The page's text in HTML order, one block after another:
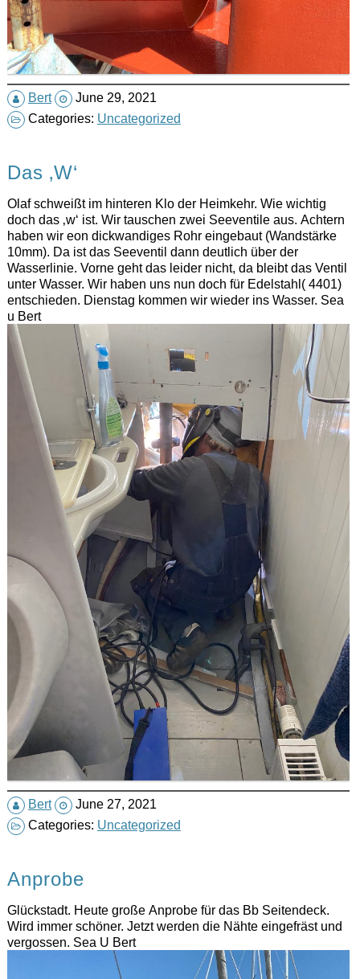
Bert
June 29, 2021
Categories: Uncategorized
Das ‚W‘
Olaf schweißt im hinteren Klo der Heimkehr. Wie wichtig
doch das ‚w‘ ist. Wir tauschen zwei Seeventile aus. Achtern
haben wir eon dickwandiges Rohr eingebaut (Wandstärke
10mm). Da ist das Seeventil dann deutlich über der
Wasserlinie. Vorne geht das leider nicht, da bleibt das Ventil
unter Wasser. Wir haben uns nun doch für Edelstahl( 4401)
entschieden. Dienstag kommen wir wieder ins Wasser. Sea
u Bert
Bert
June 27, 2021
Categories: Uncategorized
Anprobe
Glückstadt. Heute große Anprobe für das Bb Seitendeck.
Wird immer schöner. Jetzt werden die Nähte eingefräst und
vergossen. Sea U Bert